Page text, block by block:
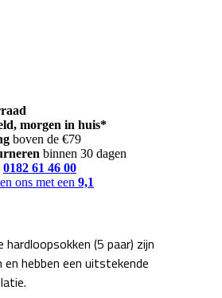
morgen in huis*
boven de €79
binnen 30 dagen
0182 61 46 00
ons met een 9,1
(5 paar) zijn
hebben een uitstekende